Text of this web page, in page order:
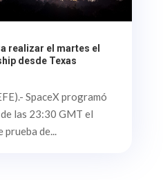
realizar el martes el
desde Texas
SpaceX programó
las 23:30 GMT el
prueba de...